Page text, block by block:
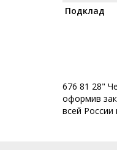
Подклад
676 81 28"
оформив
всей